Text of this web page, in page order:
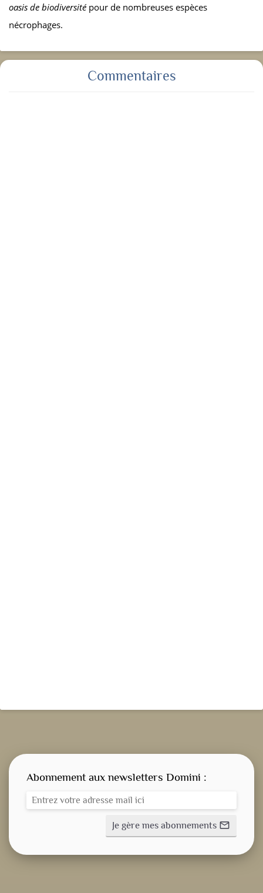
oasis de biodiversitépour de nombreuses espèces
nécrophages.
Commentaires
Abonnement aux newsletters Domini :
Je gère mes abonnements mail_outline